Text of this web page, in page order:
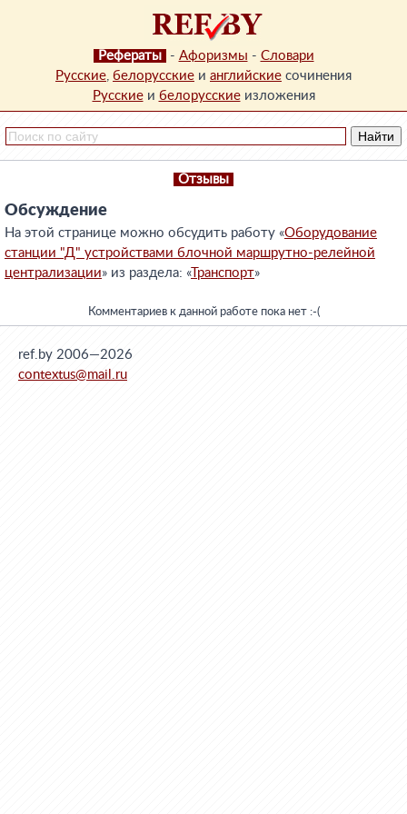
Рефераты - Афоризмы - Словари
Русские, белорусские и английские сочинения
Русскиеи белорусскиеизложения
Отзывы
Обсуждение
На этой странице можно обсудить работу «Оборудование
станции "Д" устройствами блочной маршрутно-релейной
централизации» из раздела: «Транспорт»
Комментариев к данной работе пока нет :-(
ref.by 2006—2026
contextus@mail.ru